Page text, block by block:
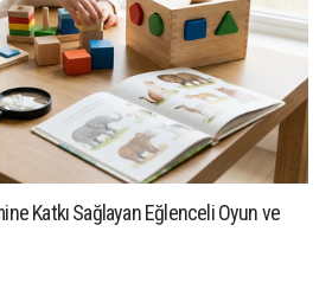
Katkı Sağlayan Eğlenceli Oyun ve